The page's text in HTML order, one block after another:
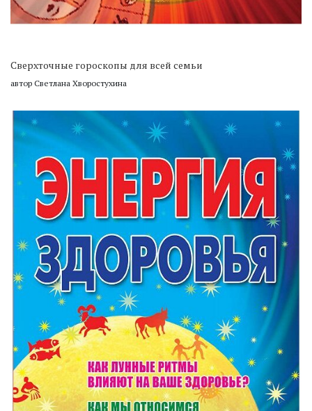
Сверхточные гороскопы для всей семьи
автор Светлана Хворостухина